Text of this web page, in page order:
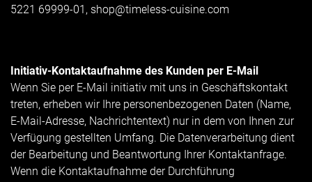
5221 69999-01, shop@timeless-cuisine.com
Initiativ-Kontaktaufnahme des Kunden per E-Mail
Wenn Sie per E-Mail initiativ mit uns in Geschäftskontakt
treten, erheben wir Ihre personenbezogenen Daten (Name,
E-Mail-Adresse, Nachrichtentext) nur in dem von Ihnen zur
Verfügung gestellten Umfang. Die Datenverarbeitung dient
der Bearbeitung und Beantwortung Ihrer Kontaktanfrage.
Wenn die Kontaktaufnahme der Durchführung